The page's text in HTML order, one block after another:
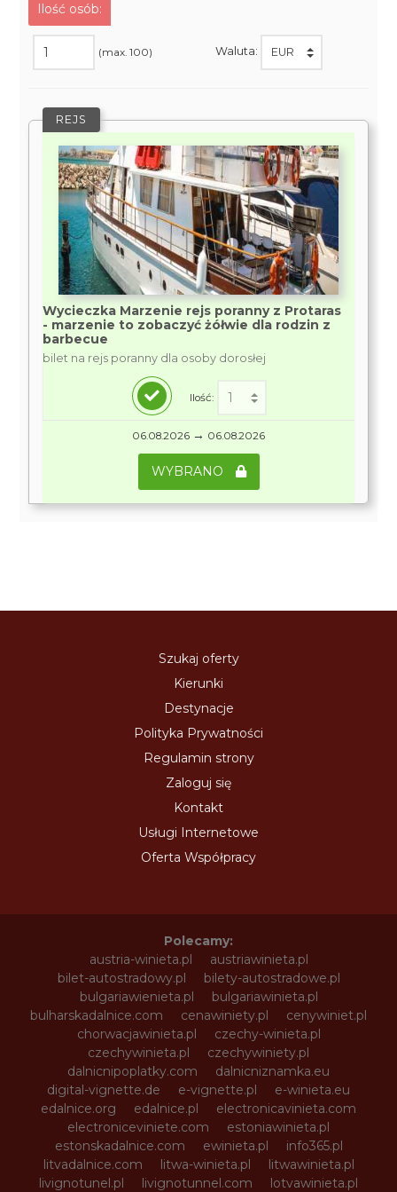
Ilość osób:
(max. 100) Waluta:
REJS
Wycieczka Marzenie rejs poranny z Protaras
- marzenie to zobaczyć żółwie dla rodzin z
barbecue
bilet na rejs poranny dla osoby dorosłej
Ilość:
06.08.2026 → 06.08.2026
WYBRANO
Szukaj oferty
Kierunki
Destynacje
Polityka Prywatności
Regulamin strony
Zaloguj się
Kontakt
Usługi Internetowe
Oferta Współpracy
Polecamy:
austria-winieta.pl
austriawinieta.pl
bilet-autostradowy.pl
bilety-autostradowe.pl
bulgariawienieta.pl
bulgariawinieta.pl
bulharskadalnice.com
cenawiniety.pl
cenywiniet.pl
chorwacjawinieta.pl
czechy-winieta.pl
czechywinieta.pl
czechywiniety.pl
dalnicnipoplatky.com
dalnicniznamka.eu
digital-vignette.de
e-vignette.pl
e-winieta.eu
edalnice.org
edalnice.pl
electronicavinieta.com
electroniceviniete.com
estoniawinieta.pl
estonskadalnice.com
ewinieta.pl
info365.pl
litvadalnice.com
litwa-winieta.pl
litwawinieta.pl
livignotunel.pl
livignotunnel.com
lotvawinieta.pl